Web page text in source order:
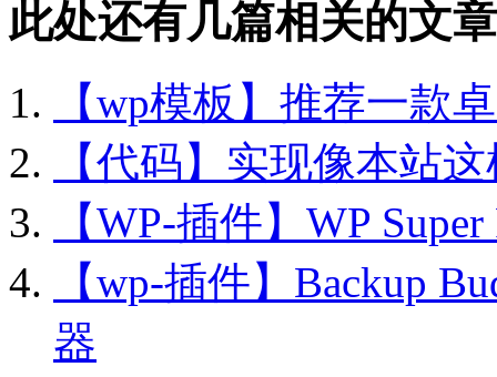
此处还有几篇相关的文
【wp模板】推荐一款
【代码】实现像本站
【WP-插件】WP Super
【wp-插件】Backup
器